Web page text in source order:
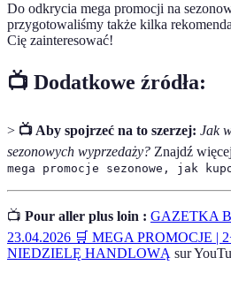
Do odkrycia mega promocji na
przygotowaliśmy także kilka
Cię zainteresować!
📺 Dodatkowe źródła:
> 📺 Aby spojrzeć na to szerzej: Jak
sezonowych wyprzedaży? Znajdź
mega promocje sezonowe, jak
📺 Pour aller plus loin : GAZETKA
23.04.2026 🛒 MEGA PROMOCJE |
NIEDZIELĘ HANDLOWĄ sur